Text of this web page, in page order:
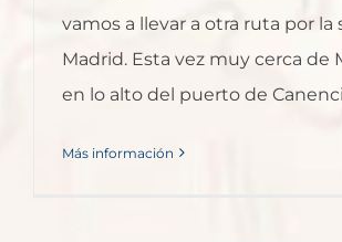
vamos a llevar a otra ruta por la
Madrid. Esta vez muy cerca de
en lo alto del puerto de
Más información